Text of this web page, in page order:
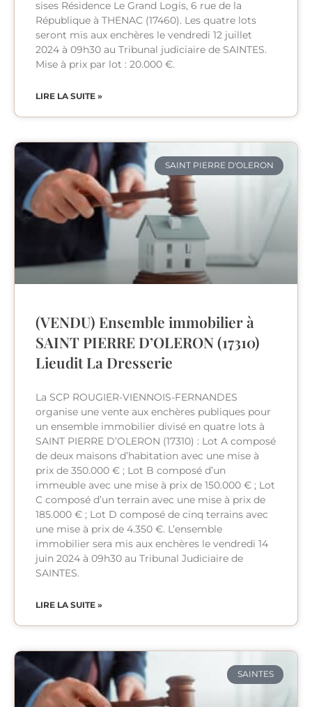
sises Résidence Le Grand Logis, 6 rue de la
République à THENAC (17460). Les quatre lots
seront mis aux enchères le vendredi 12 juillet
2024 à 09h30 au Tribunal judiciaire de SAINTES.
Mise à prix par lot : 20.000 €.
LIRE LA SUITE »
SAINT PIERRE D'OLERON
(VENDU) Ensemble immobilier à
SAINT PIERRE D’OLERON (17310)
Lieudit La Dresserie
La SCP ROUGIER-VIENNOIS-FERNANDES
organise une vente aux enchères publiques pour
un ensemble immobilier divisé en quatre lots à
SAINT PIERRE D’OLERON (17310) : Lot A composé
de deux maisons d’habitation avec une mise à
prix de 350.000 € ; Lot B composé d’un
immeuble avec une mise à prix de 150.000 € ; Lot
C composé d’un terrain avec une mise à prix de
185.000 € ; Lot D composé de cinq terrains avec
une mise à prix de 4.350 €. L’ensemble
immobilier sera mis aux enchères le vendredi 14
juin 2024 à 09h30 au Tribunal Judiciaire de
SAINTES.
LIRE LA SUITE »
SAINTES